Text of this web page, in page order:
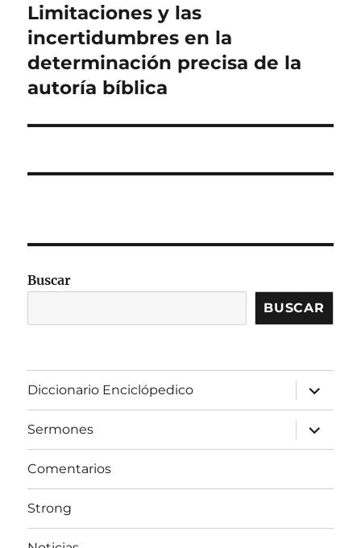
Entrada
siguiente:
Limitaciones y las
incertidumbres en la
determinación precisa de la
autoría bíblica
Buscar
BUSCAR
Diccionario Enciclópedico
expandir
el
menú
inferior
Sermones
expandir
el
menú
Comentarios
Strong